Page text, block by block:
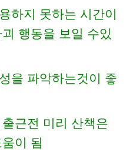
하지 못하는 시간이
행동을 보일 수있
을 파악하는것이 좋
근전 미리 산책은
이 됨